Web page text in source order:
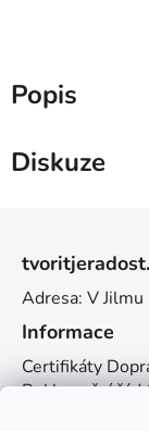
Popis
Diskuze
Adresa: V
Informace
Certifikáty
Reklamační řád